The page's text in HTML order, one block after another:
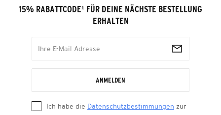
15% RABATTCODE¹ FÜR DEINE NÄCHSTE BESTELLUNG
ERHALTEN
ANMELDEN
Ich habe die Datenschutzbestimmungen zur